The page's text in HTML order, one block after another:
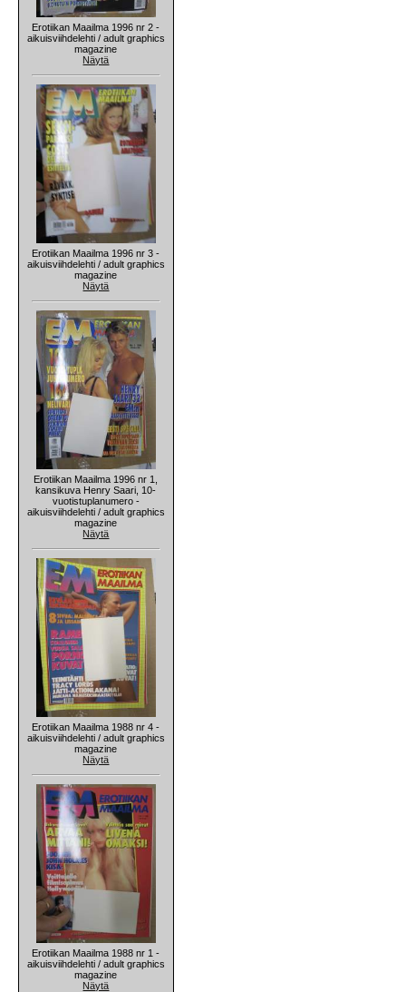
Erotiikan Maailma 1996 nr 2 -
aikuisviihdelehti / adult graphics
magazine
Näytä
Erotiikan Maailma 1996 nr 3 -
aikuisviihdelehti / adult graphics
magazine
Näytä
Erotiikan Maailma 1996 nr 1,
kansikuva Henry Saari, 10-
vuotistuplanumero -
aikuisviihdelehti / adult graphics
magazine
Näytä
Erotiikan Maailma 1988 nr 4 -
aikuisviihdelehti / adult graphics
magazine
Näytä
Erotiikan Maailma 1988 nr 1 -
aikuisviihdelehti / adult graphics
magazine
Näytä